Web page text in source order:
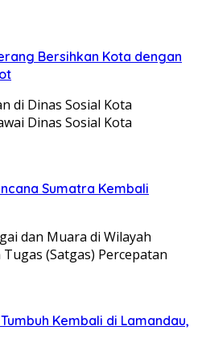
Bersihkan Kota dengan
di Dinas Sosial Kota
Dinas Sosial Kota
Sumatra Kembali
dan Muara di Wilayah
(Satgas) Percepatan
Kembali di Lamandau,